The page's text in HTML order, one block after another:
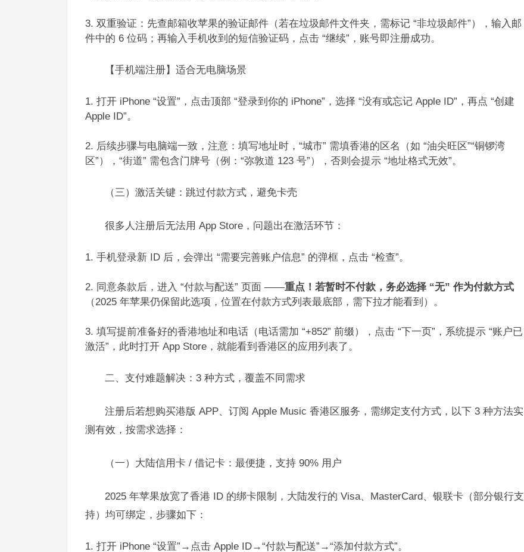
双重验证：先查邮箱收苹果的验证邮件（若在垃圾邮件文件夹，需标记 “非垃圾邮件”），输入邮
件中的 6 位码；再输入手机收到的短信验证码，点击 “继续”，账号即注册成功。​
【手机端注册】适合无电脑场景​
打开 iPhone “设置”，点击顶部 “登录到你的 iPhone”，选择 “没有或忘记 Apple ID”，再点 “创建
Apple ID”。​
后续步骤与电脑端一致，注意：填写地址时，“城市” 需填香港的区名（如 “油尖旺区”“铜锣湾
区”），“街道” 需包含门牌号（例：“弥敦道 123 号”），否则会提示 “地址格式无效”。​
（三）激活关键：跳过付款方式，避免卡壳​
很多人注册后无法用 App Store，问题出在激活环节：​
手机登录新 ID 后，会弹出 “需要完善账户信息” 的弹框，点击 “检查”。​
同意条款后，进入 “付款与配送” 页面 ——重点！若暂时不付款，务必选择 “无” 作为付款方式
（2025 年苹果仍保留此选项，位置在付款方式列表最底部，需下拉才能看到）。​
填写提前准备好的香港地址和电话（电话需加 “+852” 前缀），点击 “下一页”，系统提示 “账户已
激活”，此时打开 App Store，就能看到香港区的应用列表了。​
二、支付难题解决：3 种方式，覆盖不同需求​
注册后若想购买港版 APP、订阅 Apple Music 香港区服务，需绑定支付方式，以下 3 种方法实
测有效，按需求选择：​
（一）大陆信用卡 / 借记卡：最便捷，支持 90% 用户​
2025 年苹果放宽了香港 ID 的绑卡限制，大陆发行的 Visa、MasterCard、银联卡（部分银行支
持）均可绑定，步骤如下：​
打开 iPhone “设置”→点击 Apple ID→“付款与配送”→“添加付款方式”。​